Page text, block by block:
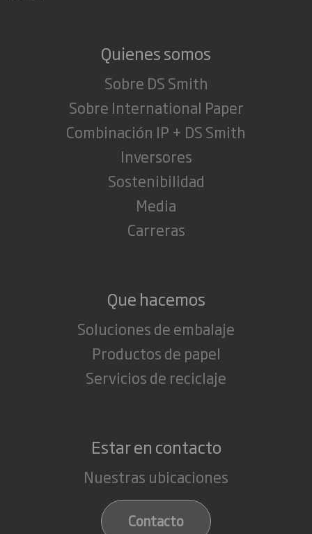
Quienes somos
Sobre DS Smith
Sobre International Paper
Combinación IP + DS Smith
Inversores
Sostenibilidad
Media
Carreras
Que hacemos
Soluciones de embalaje
Productos de papel
Servicios de reciclaje
Estar en contacto
Nuestras ubicaciones
Contacto